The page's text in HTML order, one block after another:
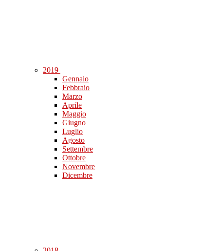
2019
Gennaio
Febbraio
Marzo
Aprile
Maggio
Giugno
Luglio
Agosto
Settembre
Ottobre
Novembre
Dicembre